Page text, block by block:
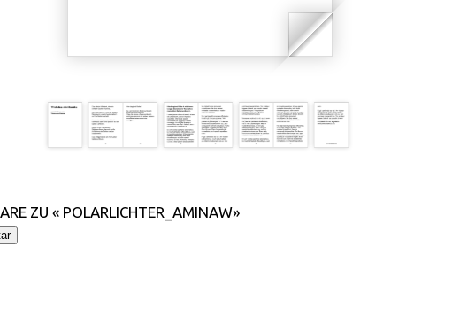
ZU « POLARLICHTER_AMINAW»